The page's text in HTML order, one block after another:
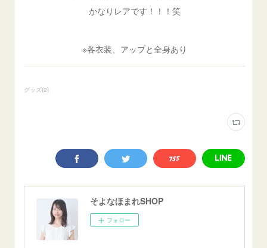
かなりレアです！！！笑
※各衣装、アップと全身あり
グッズ(2)
そよなほまれSHOP
フォロー